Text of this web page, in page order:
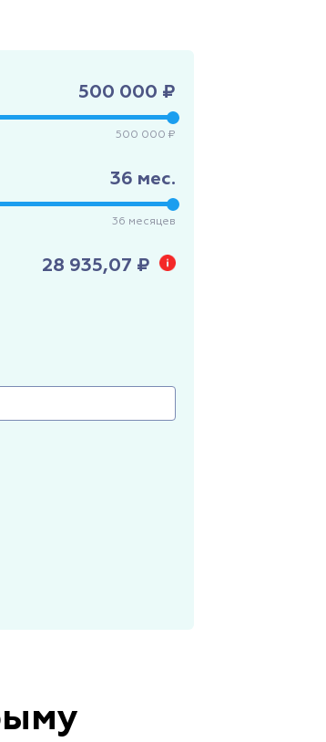
500 000 ₽
500 000 ₽
36 мес.
36 месяцев
28 935,07 ₽